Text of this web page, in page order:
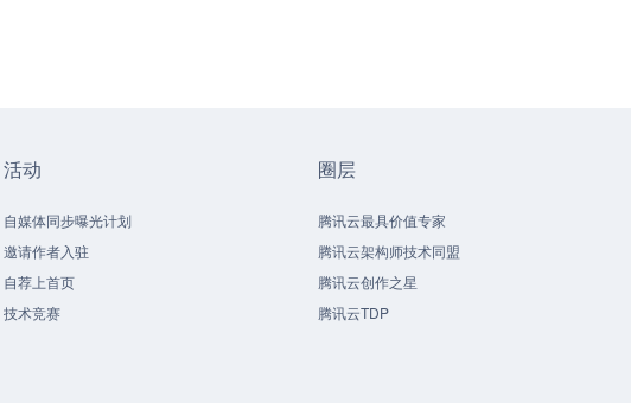
活动
自媒体同步曝光计划
邀请作者入驻
自荐上首页
技术竞赛
圈层
腾讯云最具价值专家
腾讯云架构师技术同盟
腾讯云创作之星
腾讯云TDP